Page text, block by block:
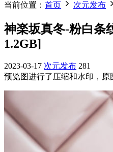
当前位置： 首页 次元发布
神楽坂真冬-粉白条
1.2GB]
2023-03-17 次元发布 281
预览图进行了压缩和水印，原